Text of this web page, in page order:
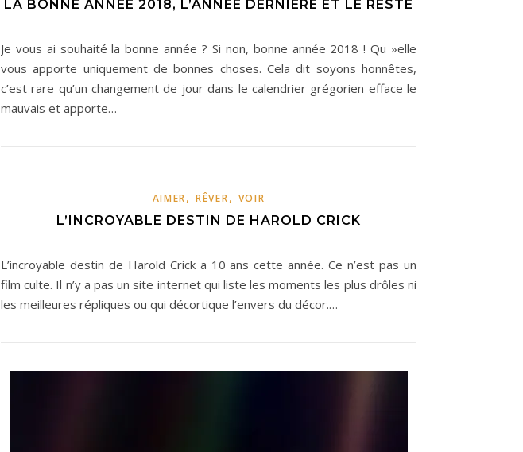
LA BONNE ANNÉE 2018, L’ANNÉE DERNIÈRE ET LE RESTE
Je vous ai souhaité la bonne année ? Si non, bonne année 2018 ! Qu »elle
vous apporte uniquement de bonnes choses. Cela dit soyons honnêtes,
c’est rare qu’un changement de jour dans le calendrier grégorien efface le
mauvais et apporte…
AIMER,RÊVER, VOIR
L’INCROYABLE DESTIN DE HAROLD CRICK
L’incroyable destin de Harold Crick a 10 ans cette année. Ce n’est pas un
film culte. Il n’y a pas un site internet qui liste les moments les plus drôles ni
les meilleures répliques ou qui décortique l’envers du décor.…